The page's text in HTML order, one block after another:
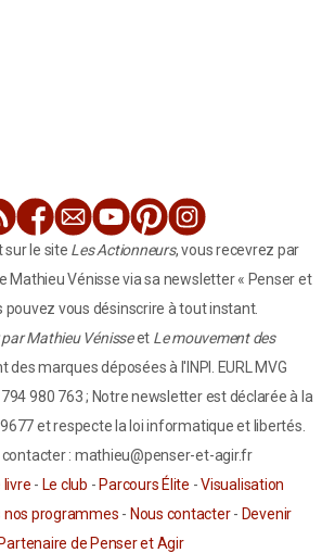
sur le site Les Actionneurs, vous recevrez par
Mathieu Vénisse via sa newsletter « Penser et
pouvez vous désinscrire à tout instant.
Mathieu Vénisseet Le mouvement des
des marques déposées à l'INPI. EURL MVG
794 980 763 ; Notre newsletter est déclarée à la
et respecte la loi informatique et libertés.
contacter : mathieu@penser-et-agir.fr
livre - Le club - Parcours Élite -Visualisation
nos programmes - Nous contacter- Devenir
Partenaire de Penser et Agir